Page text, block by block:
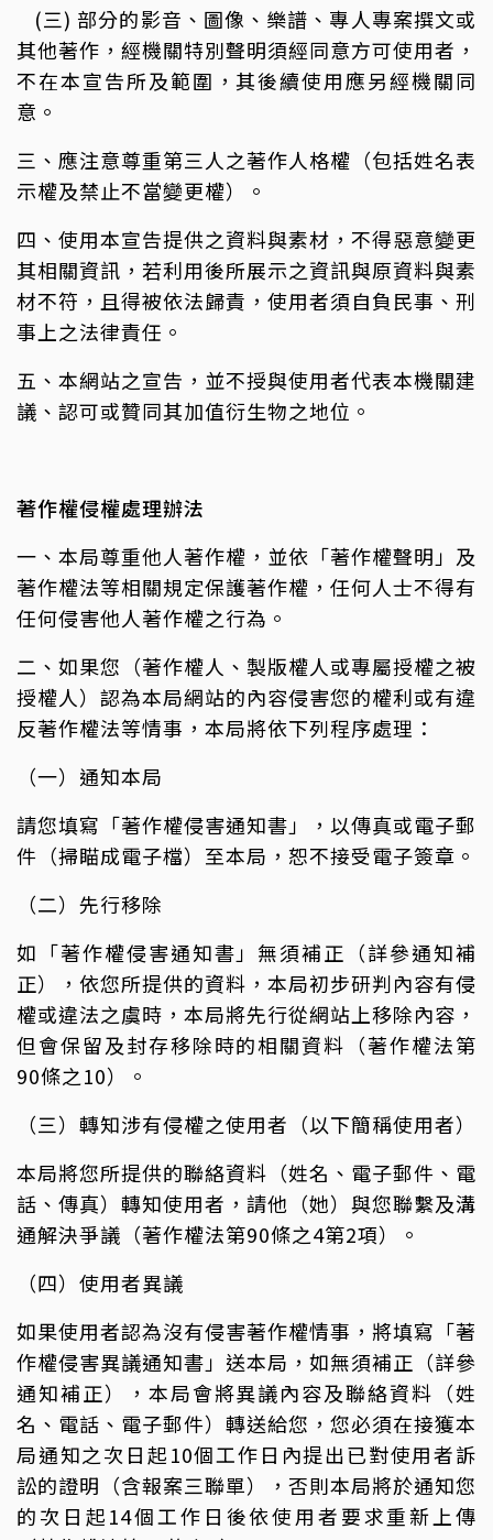
(三) 部分的影音、圖像、樂譜、專人專案撰文或
其他著作，經機關特別聲明須經同意方可使用者，
不在本宣告所及範圍，其後續使用應另經機關同
意。
三、應注意尊重第三人之著作人格權（包括姓名表
示權及禁止不當變更權）。
四、使用本宣告提供之資料與素材，不得惡意變更
其相關資訊，若利用後所展示之資訊與原資料與素
材不符，且得被依法歸責，使用者須自負民事、刑
事上之法律責任。
五、本網站之宣告，並不授與使用者代表本機關建
議、認可或贊同其加值衍生物之地位。
著作權侵權處理辦法
一、本局尊重他人著作權，並依「著作權聲明」及
著作權法等相關規定保護著作權，任何人士不得有
任何侵害他人著作權之行為。
二、如果您（著作權人、製版權人或專屬授權之被
授權人）認為本局網站的內容侵害您的權利或有違
反著作權法等情事，本局將依下列程序處理：
（一）通知本局
請您填寫「著作權侵害通知書」，以傳真或電子郵
件（掃瞄成電子檔）至本局，恕不接受電子簽章。
（二）先行移除
如「著作權侵害通知書」無須補正（詳參通知補
正），依您所提供的資料，本局初步研判內容有侵
權或違法之虞時，本局將先行從網站上移除內容，
但會保留及封存移除時的相關資料（著作權法第
90條之10）。
（三）轉知涉有侵權之使用者（以下簡稱使用者）
本局將您所提供的聯絡資料（姓名、電子郵件、電
話、傳真）轉知使用者，請他（她）與您聯繫及溝
通解決爭議（著作權法第90條之4第2項）。
（四）使用者異議
如果使用者認為沒有侵害著作權情事，將填寫「著
作權侵害異議通知書」送本局，如無須補正（詳參
通知補正），本局會將異議內容及聯絡資料（姓
名、電話、電子郵件）轉送給您，您必須在接獲本
局通知之次日起10個工作日內提出已對使用者訴
訟的證明（含報案三聯單），否則本局將於通知您
的次日起14個工作日後依使用者要求重新上傳